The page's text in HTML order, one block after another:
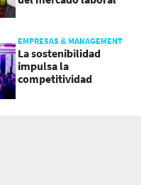
EMPRESAS & MANAGEMENT
La sostenibilidad
impulsa la
competitividad